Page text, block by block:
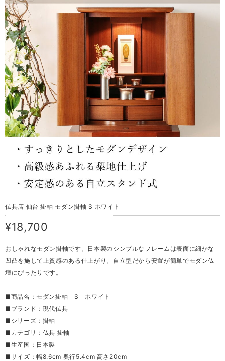
仏具店 仙台 掛軸 モダン掛軸 S ホワイト
¥18,700
おしゃれなモダン掛軸です。日本製のシンプルなフレームは表面に細かな
凹凸を施して上質感のある仕上がり。自立型だから安置が簡単でモダン仏
壇にぴったりです。
■商品名：モダン掛軸 S ホワイト
■ブランド：現代仏具
■シリーズ：掛軸
■カテゴリ：仏具 掛軸
■生産国：日本製
■サイズ：幅8.6cm 奥行5.4cm 高さ20cm